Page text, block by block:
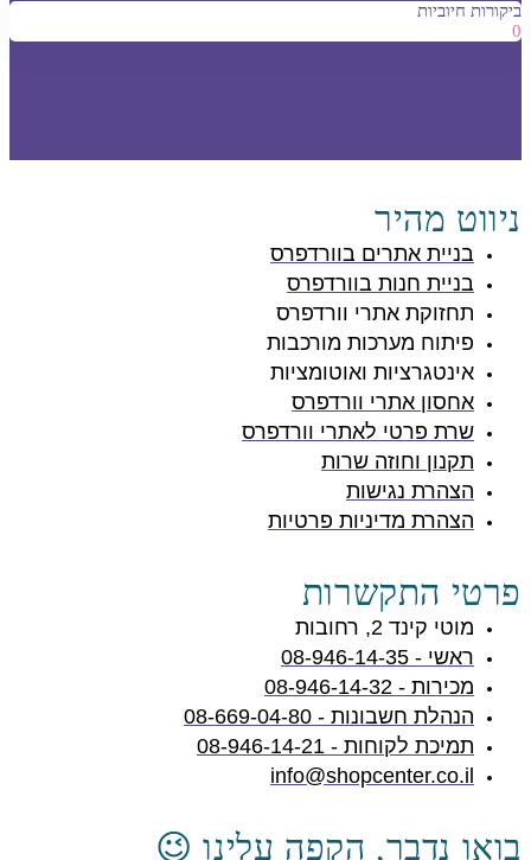
ביקורות חיוביות
0
ניווט מהיר
בניית אתרים בוורדפרס
בניית חנות בוורדפרס
תחזוקת אתרי וורדפרס
פיתוח מערכות מורכבות
אינטגרציות ואוטומציות
אחסון אתרי וורדפרס
שרת פרטי לאתרי וורדפרס
תקנון וחוזה שרות
הצהרת נגישות
הצהרת מדיניות פרטיות
פרטי התקשרות
מוטי קינד 2, רחובות
ראשי - 08-946-14-35
מכירות - 08-946-14-32
הנהלת חשבונות - 08-669-04-80
תמיכת לקוחות - 08-946-14-21
info@shopcenter.co.il
בואו נדבר, הקפה עלינו 😉